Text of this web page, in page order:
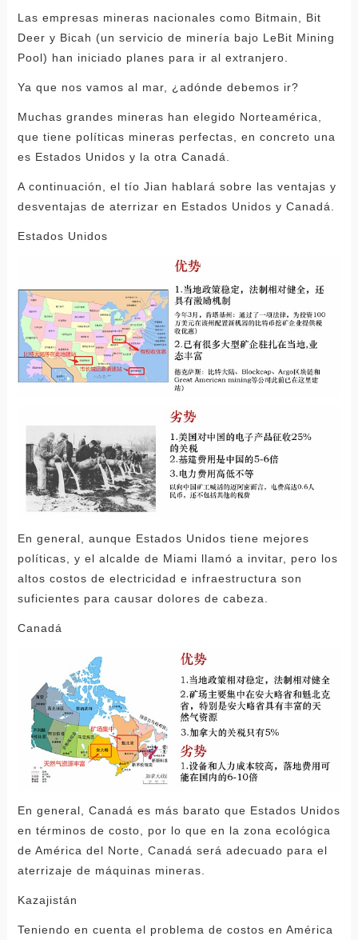
Las empresas mineras nacionales como Bitmain, Bit
Deer y Bicah (un servicio de minería bajo LeBit Mining
Pool) han iniciado planes para ir al extranjero.
Ya que nos vamos al mar, ¿adónde debemos ir?
Muchas grandes mineras han elegido Norteamérica,
que tiene políticas mineras perfectas, en concreto una
es Estados Unidos y la otra Canadá.
A continuación, el tío Jian hablará sobre las ventajas y
desventajas de aterrizar en Estados Unidos y Canadá.
Estados Unidos
En general, aunque Estados Unidos tiene mejores
políticas, y el alcalde de Miami llamó a invitar, pero los
altos costos de electricidad e infraestructura son
suficientes para causar dolores de cabeza.
Canadá
En general, Canadá es más barato que Estados Unidos
en términos de costo, por lo que en la zona ecológica
de América del Norte, Canadá será adecuado para el
aterrizaje de máquinas mineras.
Kazajistán
Teniendo en cuenta el problema de costos en América